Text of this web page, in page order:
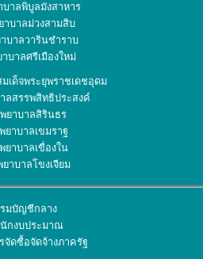
บาลพิบูลมังสาหาร
าบาลม่วงสามสิบ
บาลวารินชำราบ
าบาลศรีเมืองใหม่
เด็จพระยุพราชเดชอุดม
ลสรรพสิทธิประสงค์
ยาบาลสิรินธร
ยาบาลเขมราฐ
ยาบาลเขื่องใน
ยาบาลโขงเจียม
มบัญชีกลาง
กงบประมาณ
จัดซื้อจัดจ้างภาครัฐ